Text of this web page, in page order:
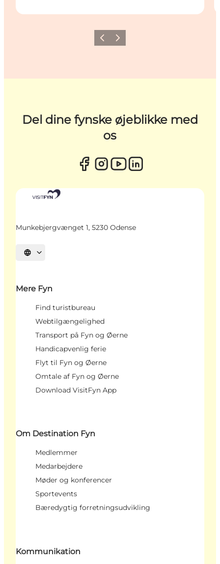
ForrigeNæste
Del dine fynske øjeblikke med
os
Munkebjergvænget 1, 5230 Odense
Vælg sprog
Mere Fyn
Find turistbureau
Webtilgængelighed
Transport på Fyn og Øerne
Handicapvenlig ferie
Flyt til Fyn og Øerne
Omtale af Fyn og Øerne
Download VisitFyn App
Om Destination Fyn
Medlemmer
Medarbejdere
Møder og konferencer
Sportevents
Bæredygtig forretningsudvikling
Kommunikation